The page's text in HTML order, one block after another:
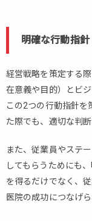
明確な行動指針
経営戦略を策定する
在意義や目的）とビ
この2つの行動指針を
た際でも、適切な判
また、従業員やステ
してもらうためにも
を得るだけでなく、
医院の成功につなげら